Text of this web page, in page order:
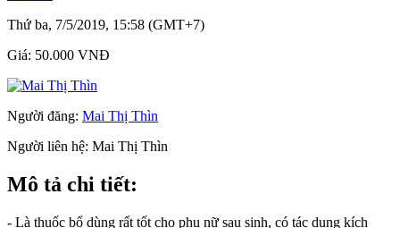
Thứ ba, 7/5/2019, 15:58 (GMT+7)
Giá: 50.000 VNĐ
Người đăng: Mai Thị Thìn
Người liên hệ: Mai Thị Thìn
Mô tả chi tiết:
- Là thuốc bổ dùng rất tốt cho phụ nữ sau sinh, có tác dụng kích